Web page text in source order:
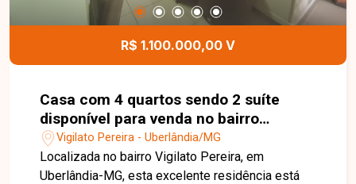
agende sua visita!
R$ 1.100.000,00 V
Casa com 4 quartos sendo 2 suíte
disponível para venda no bairro
Vigilato Pereira em Uberlândia-MG
Vigilato Pereira - Uberlândia/MG
Localizada no bairro Vigilato Pereira, em
Uberlândia-MG, esta excelente residência está